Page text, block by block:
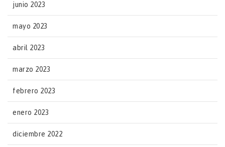
junio 2023
mayo 2023
abril 2023
marzo 2023
febrero 2023
enero 2023
diciembre 2022